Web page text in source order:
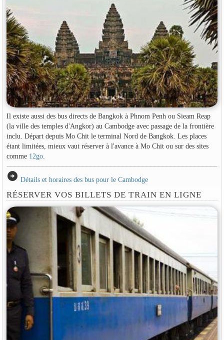
Il existe aussi des bus directs de Bangkok à Phnom Penh ou Sieam Reap
(la ville des temples d'Angkor) au Cambodge avec passage de la frontière
inclu. Départ depuis Mo Chit le terminal Nord de Bangkok. Les places
étant limitées, mieux vaut réserver à l'avance à Mo Chit ou sur des sites
comme 12go.
arrow_circle_right Détails et horaires des bus pour le Cambodge
RÉSERVER VOS BILLETS DE TRAIN EN LIGNE